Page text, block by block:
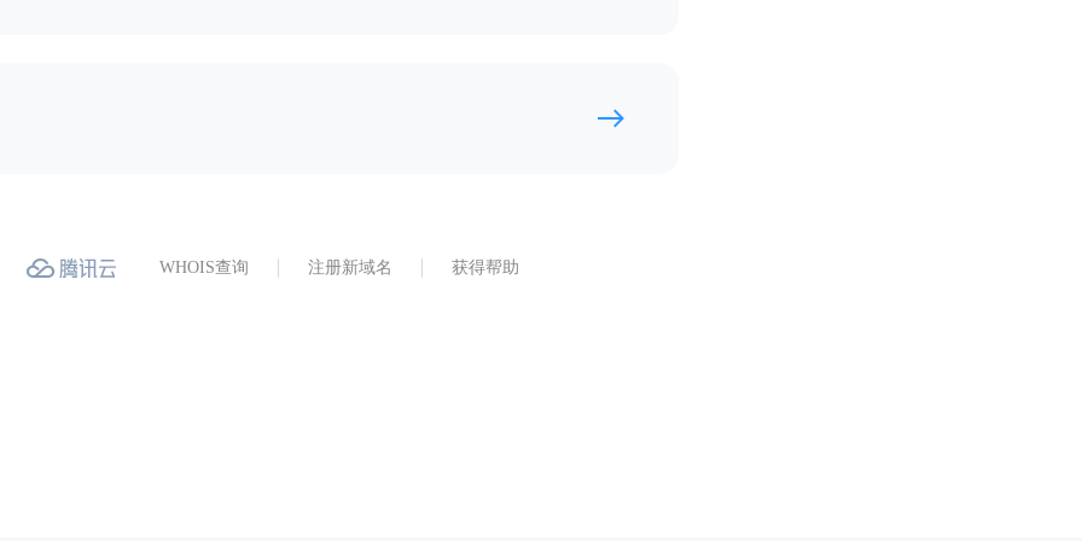
WHOIS查询 注册新域名 获得帮助